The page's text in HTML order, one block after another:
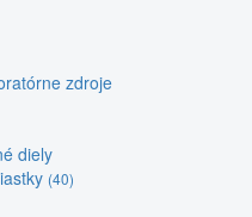
zdroje
diely
(40)